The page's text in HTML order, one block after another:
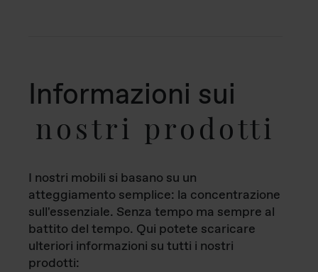
Informazioni sui
nostri prodotti
I nostri mobili si basano su un
atteggiamento semplice: la concentrazione
sull'essenziale. Senza tempo ma sempre al
battito del tempo. Qui potete scaricare
ulteriori informazioni su tutti i nostri
prodotti: